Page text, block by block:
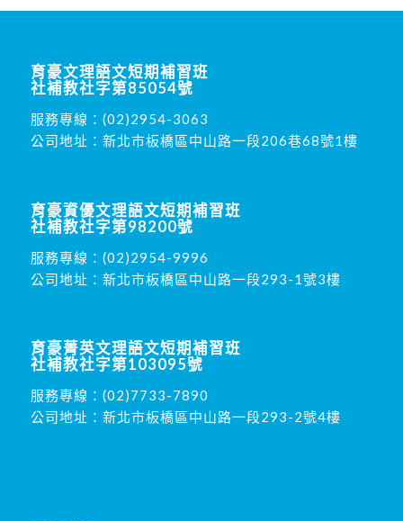
育豪文理語文短期補習班
社補教社字第85054號
服務專線： (02)2954-3063
公司地址：新北市板橋區中山路一段206巷68號1樓
育豪資優文理語文短期補習班
社補教社字第98200號
服務專線： (02)2954-9996
公司地址：新北市板橋區中山路一段293-1號3樓
育豪菁英文理語文短期補習班
社補教社字第103095號
服務專線： (02)7733-7890
公司地址：新北市板橋區中山路一段293-2號4樓